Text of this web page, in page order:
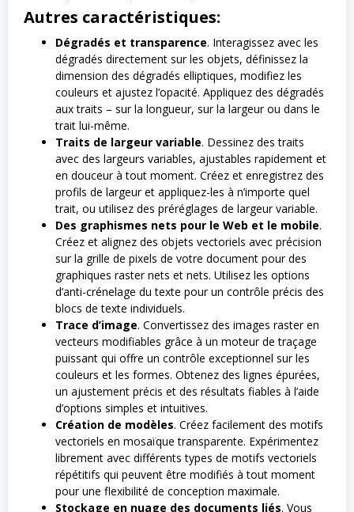
Autres caractéristiques:
Dégradés et transparence. Interagissez avec les
dégradés directement sur les objets, définissez la
dimension des dégradés elliptiques, modifiez les
couleurs et ajustez l’opacité. Appliquez des dégradés
aux traits – sur la longueur, sur la largeur ou dans le
trait lui-même.
Traits de largeur variable. Dessinez des traits
avec des largeurs variables, ajustables rapidement et
en douceur à tout moment. Créez et enregistrez des
profils de largeur et appliquez-les à n’importe quel
trait, ou utilisez des préréglages de largeur variable.
Des graphismes nets pour le Web et le mobile.
Créez et alignez des objets vectoriels avec précision
sur la grille de pixels de votre document pour des
graphiques raster nets et nets. Utilisez les options
d’anti-crénelage du texte pour un contrôle précis des
blocs de texte individuels.
Trace d’image. Convertissez des images raster en
vecteurs modifiables grâce à un moteur de traçage
puissant qui offre un contrôle exceptionnel sur les
couleurs et les formes. Obtenez des lignes épurées,
un ajustement précis et des résultats fiables à l’aide
d’options simples et intuitives.
Création de modèles. Créez facilement des motifs
vectoriels en mosaïque transparente. Expérimentez
librement avec différents types de motifs vectoriels
répétitifs qui peuvent être modifiés à tout moment
pour une flexibilité de conception maximale.
Stockage en nuage des documents liés. Vous